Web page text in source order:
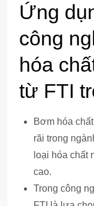
Ứng
công
hóa
từ FTI
Bơm hóa
rãi trong
loại hóa chất
cao.
Trong công